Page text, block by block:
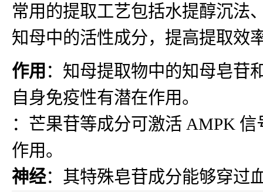
常用的提取工艺包括水提醇沉法
知母中的活性成分，提高提取效
作用 ：知母提取物中的知母皂苷
自身免疫性有潜在作用。
：芒果苷等成分可激活 AMPK
作用。
神经：其特殊皂苷成分能够穿过